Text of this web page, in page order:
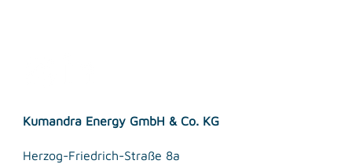
Kumandra Energy GmbH & Co. KG
Herzog-Friedrich-Straße 8a